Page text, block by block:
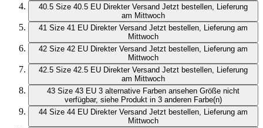
40.5 Size 40.5 EU Direkter Versand Jetzt bestellen, Lieferung
am Mittwoch
41 Size 41 EU Direkter Versand Jetzt bestellen, Lieferung am
Mittwoch
42 Size 42 EU Direkter Versand Jetzt bestellen, Lieferung am
Mittwoch
42.5 Size 42.5 EU Direkter Versand Jetzt bestellen, Lieferung
am Mittwoch
43 Size 43 EU 3 alternative Farben ansehen Größe nicht
verfügbar, siehe Produkt in 3 anderen Farbe(n)
44 Size 44 EU Direkter Versand Jetzt bestellen, Lieferung am
Mittwoch